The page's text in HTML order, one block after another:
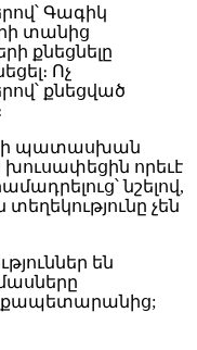
Գագիկ
տանից
քնեցնելը
Ոչ
քնեցված
ի պատասխան
որեւէ
նշելով,
չեն
են